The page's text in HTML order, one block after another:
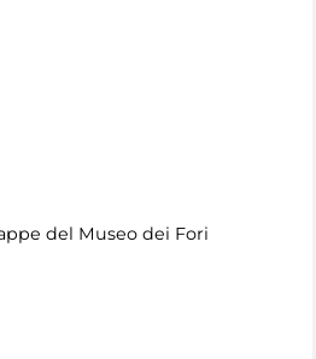
del Museo dei Fori